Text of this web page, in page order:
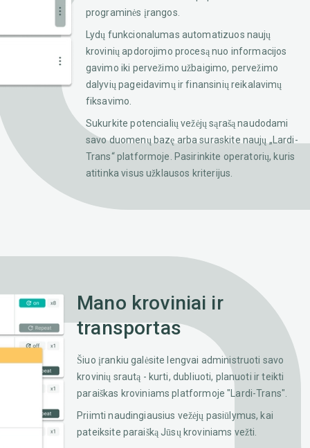
programinės įrangos.
Lydų funkcionalumas automatizuos naujų
krovinių apdorojimo procesą nuo informacijos
gavimo iki pervežimo užbaigimo, pervežimo
dalyvių pageidavimų ir finansinių reikalavimų
fiksavimo.
Sukurkite potencialių vežėjų sąrašą naudodami
savo duomenų bazę arba suraskite naujų „Lardi-
Trans“ platformoje. Pasirinkite operatorių, kuris
atitinka visus užklausos kriterijus.
Mano kroviniai ir
transportas
Šiuo įrankiu galėsite lengvai administruoti savo
krovinių srautą - kurti, dubliuoti, planuoti ir teikti
paraiškas kroviniams platformoje "Lardi-Trans".
Priimti naudingiausius vežėjų pasiūlymus, kai
pateiksite paraišką Jūsų kroviniams vežti.